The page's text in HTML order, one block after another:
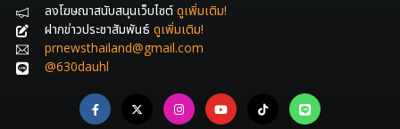
ลงโฆษณาสนับสนุนเว็บไซต์ ดูเพิ่มเติม!
ฝากข่าวประชาสัมพันธ์ ดูเพิ่มเติม!
prnewsthailand@gmail.com
@630dauhl